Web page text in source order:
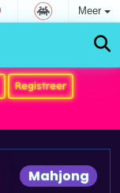
Meer
Registreer
Mahjong